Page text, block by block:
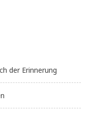
der Erinnerung